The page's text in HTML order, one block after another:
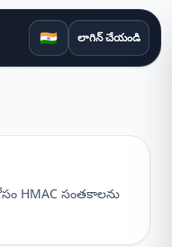
🇮🇳 లాగిన్ చేయండి
HMAC సంతకాలను